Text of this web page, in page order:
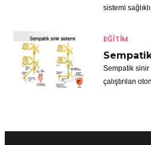
sistemi
EĞITIM
Sempatik sinir
çalıştırılan